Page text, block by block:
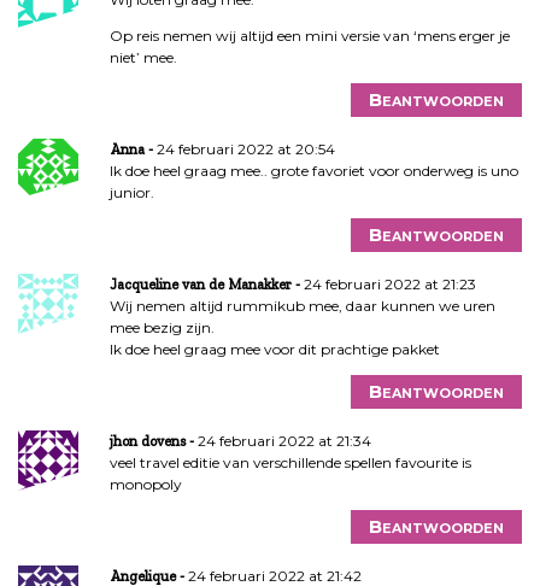
Op reis nemen wij altijd een mini versie van ‘mens erger je
niet’ mee.
Beantwoorden
Anna
24 februari 2022 at 20:54
Ik doe heel graag mee.. grote favoriet voor onderweg is uno
junior.
Beantwoorden
Jacqueline van de Manakker
24 februari 2022 at 21:23
Wij nemen altijd rummikub mee, daar kunnen we uren
mee bezig zijn.
Ik doe heel graag mee voor dit prachtige pakket
Beantwoorden
jhon dovens
24 februari 2022 at 21:34
veel travel editie van verschillende spellen favourite is
monopoly
Beantwoorden
Angelique
24 februari 2022 at 21:42